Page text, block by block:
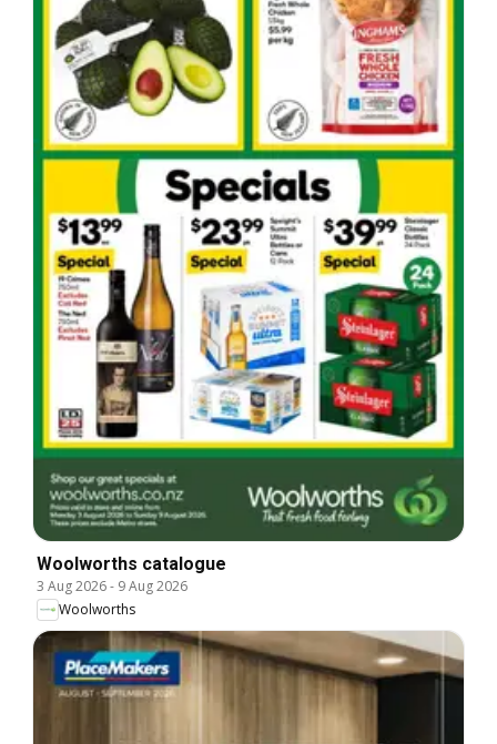
Woolworths catalogue
3 Aug 2026- 9 Aug 2026
Woolworths